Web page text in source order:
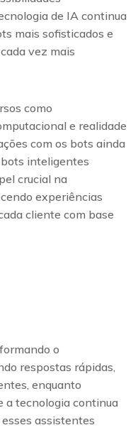
de IA continua
mais sofisticados e
vez mais
como
e realidade
com os bots ainda
inteligentes
crucial na
experiências
cliente com base
o
respostas rápidas,
enquanto
a tecnologia continua
assistentes